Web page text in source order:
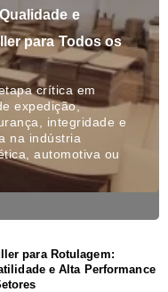
e
para Todos os
crítica em
expedição,
integridade e
na indústria
automotiva ou
para Rotulagem:
e Alta Performance